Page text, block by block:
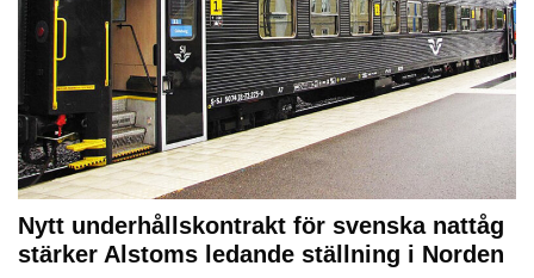
Nytt underhållskontrakt för svenska nattåg
stärker Alstoms ledande ställning i Norden